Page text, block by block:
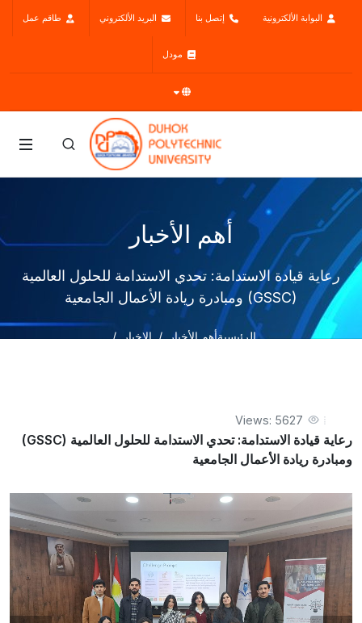
البوابة الألكترونية إتصل بنا البريد الألكتروني طاقم عمل
مودل
أهم الأخبار
رعاية قيادة الاستدامة: تحدي الاستدامة للحلول العالمية
(GSSC) ومبادرة ريادة الأعمال الجامعية
الرئيسيةأهم الأخبار
الاخبار
Views: 5627
رعاية قيادة الاستدامة: تحدي الاستدامة للحلول العالمية (GSSC)
ومبادرة ريادة الأعمال الجامعية